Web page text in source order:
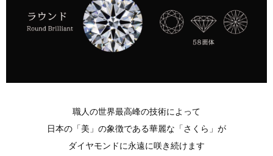
職人の世界最高峰の技術によって
日本の「美」の象徴である華麗な「さくら」が
ダイヤモンドに永遠に咲き続けます